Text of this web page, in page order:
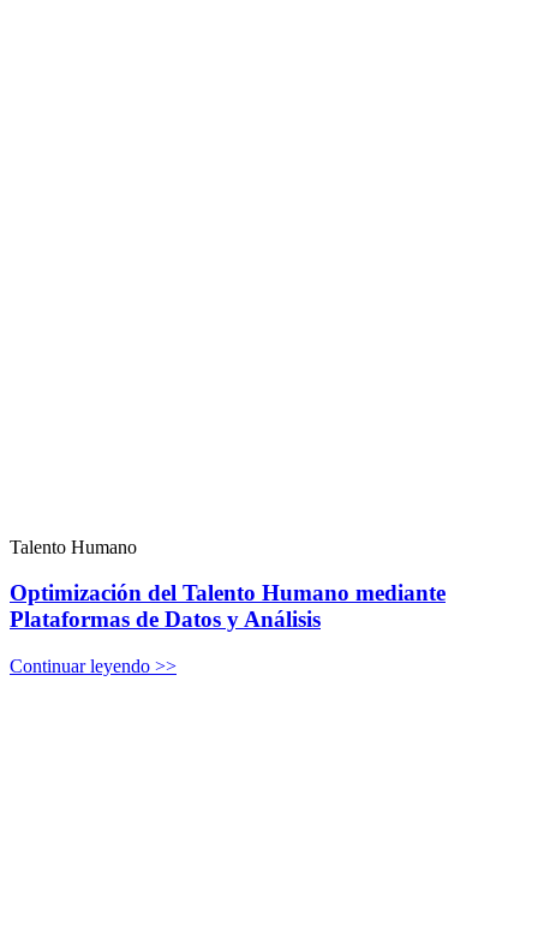
Talento Humano
Optimización del Talento Humano mediante
Plataformas de Datos y Análisis
Continuar leyendo >>